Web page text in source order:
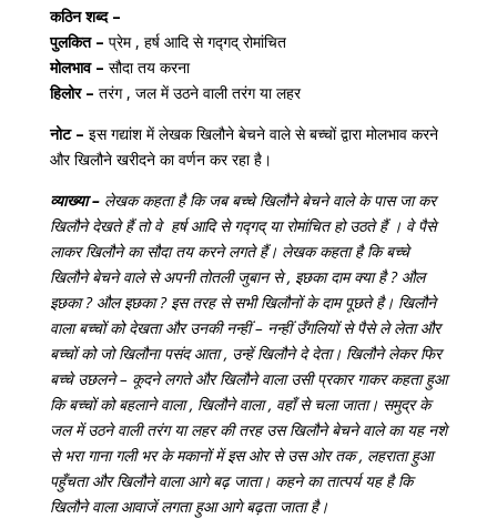
कठिन शब्द –
पुलकित – प्रेम , हर्ष आदि से गद्गद् रोमांचित
मोलभाव – सौदा तय करना
हिलोर – तरंग , जल में उठने वाली तरंग या लहर
नोट – इस गद्यांश में लेखक खिलौने बेचने वाले से बच्चों द्वारा मोलभाव करने
और खिलौने खरीदने का वर्णन कर रहा है।
व्याख्या –लेखक कहता है कि जब बच्चे खिलौने बेचने वाले के पास जा कर
खिलौने देखते हैं तो वे हर्ष आदि से गद्गद् या रोमांचित हो उठते हैं । वे पैसे
लाकर खिलौने का सौदा तय करने लगते हैं। लेखक कहता है कि बच्चे
खिलौने बेचने वाले से अपनी तोतली जुबान से , इछका दाम क्या है ? औल
इछका ? औल इछका ? इस तरह से सभी खिलौनों के दाम पूछते है। खिलौने
वाला बच्चों को देखता और उनकी नन्हीं – नन्हीं उँगलियों से पैसे ले लेता और
बच्चों को जो खिलौना पसंद आता , उन्हें खिलौने दे देता। खिलौने लेकर फिर
बच्चे उछलने – कूदने लगते और खिलौने वाला उसी प्रकार गाकर कहता हुआ
कि बच्चों को बहलाने वाला , खिलौने वाला , वहाँ से चला जाता। समुद्र के
जल में उठने वाली तरंग या लहर की तरह उस खिलौने बेचने वाले का यह नशे
से भरा गाना गली भर के मकानों में इस ओर से उस ओर तक , लहराता हुआ
पहुँचता और खिलौने वाला आगे बढ़ जाता। कहने का तात्पर्य यह है कि
खिलौने वाला आवाजें लगता हुआ आगे बढ़ता जाता है।